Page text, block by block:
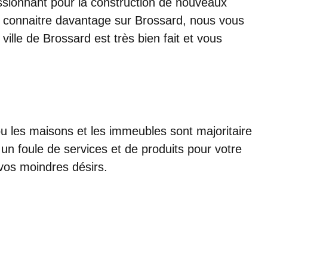
davantage sur Brossard, nous vous
de Brossard est très bien fait et vous
les maisons et les immeubles sont majoritaire
foule de services et de produits pour votre
moindres désirs.